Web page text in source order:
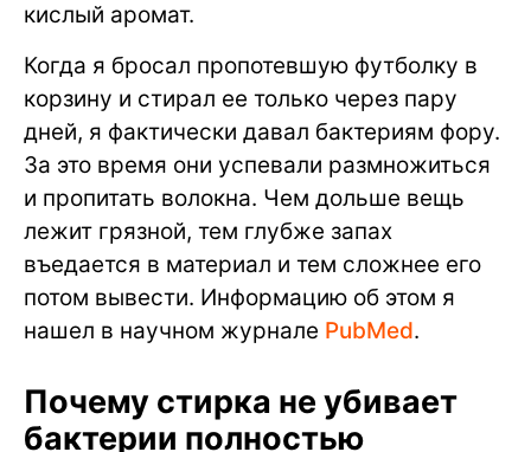
кислый аромат.
Когда я бросал пропотевшую футболку в
корзину и стирал ее только через пару
дней, я фактически давал бактериям фору.
За это время они успевали размножиться
и пропитать волокна. Чем дольше вещь
лежит грязной, тем глубже запах
въедается в материал и тем сложнее его
потом вывести. Информацию об этом я
нашел в научном журнале PubMed.
Почему стирка не убивает
бактерии полностью